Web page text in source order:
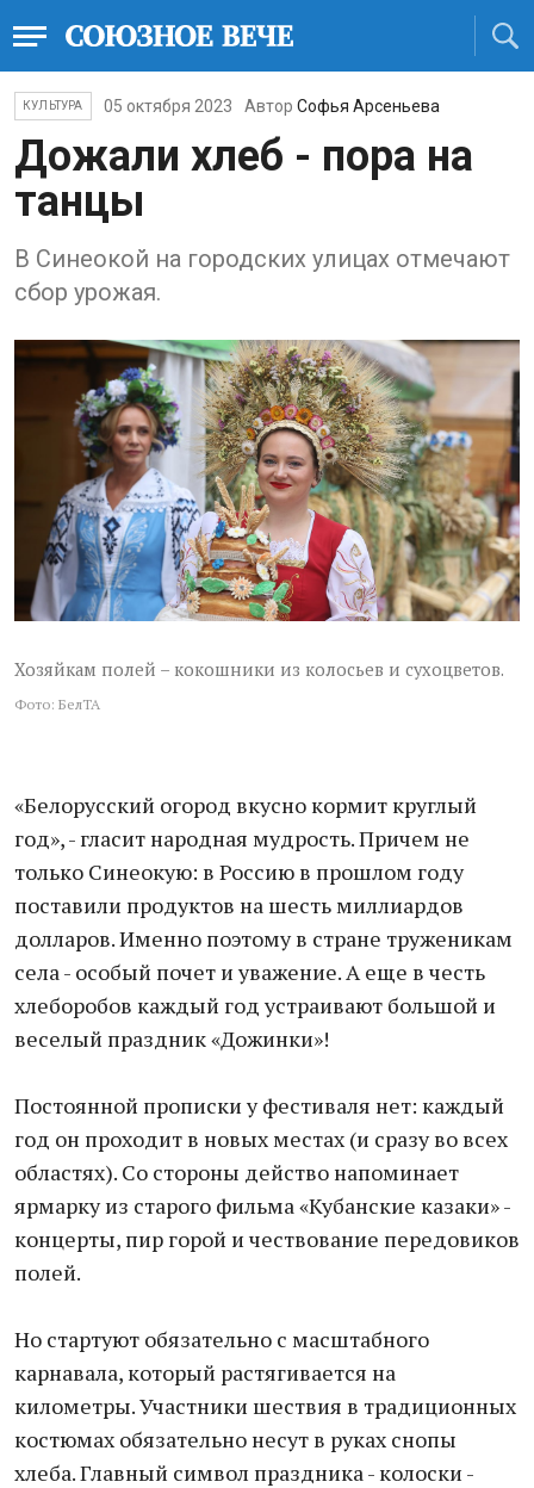
КУЛЬТУРА 05 октября 2023 Автор Софья Арсеньева
Дожали хлеб - пора на
танцы
В Синеокой на городских улицах отмечают
сбор урожая.
Хозяйкам полей – кокошники из колосьев и сухоцветов.
Фото: БелТА
«Белорусский огород вкусно кормит круглый
год», - гласит народная мудрость. Причем не
только Синеокую: в Россию в прошлом году
поставили продуктов на шесть миллиардов
долларов. Именно поэтому в стране труженикам
села - особый почет и уважение. А еще в честь
хлеборобов каждый год устраивают большой и
веселый праздник «Дожинки»!
Постоянной прописки у фестиваля нет: каждый
год он проходит в новых местах (и сразу во всех
областях). Со стороны действо напоминает
ярмарку из старого фильма «Кубанские казаки» -
концерты, пир горой и чествование передовиков
полей.
Но стартуют обязательно с масштабного
карнавала, который растягивается на
километры. Участники шествия в традиционных
костюмах обязательно несут в руках снопы
хлеба. Главный символ праздника - колоски -